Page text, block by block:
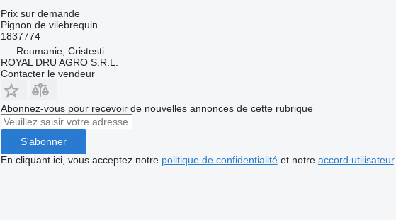
Prix sur demande
Pignon de vilebrequin
1837774
Roumanie, Cristesti
ROYAL DRU AGRO S.R.L.
Contacter le vendeur
Abonnez-vous pour recevoir de nouvelles annonces de cette rubrique
S'abonner
En cliquant ici, vous acceptez notre politique de confidentialitéet notre accord utilisateur.